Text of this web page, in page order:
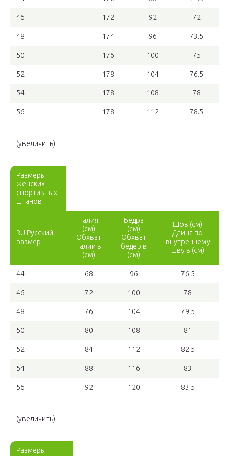
46 172 92 72
48 174 96 73.5
50 176 100 75
52 178 104 76.5
54 178 108 78
56 178 112 78.5
(увеличить)
Размеры
женских
спортивных
штанов
RU Русский
размер
Талия
(см)
Обхват
талии в
(см)
Бедра
(см)
Обхват
бедер в
(см)
Шов (см)
Длина по
внутреннему
шву в (см)
44 68 96 76.5
46 72 100 78
48 76 104 79.5
50 80 108 81
52 84 112 82.5
54 88 116 83
56 92 120 83.5
(увеличить)
Размеры